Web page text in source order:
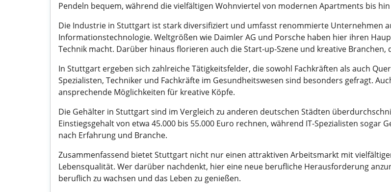
Pendeln bequem, während die vielfältigen Wohnviertel von modernen Apartments bis
Die Industrie in Stuttgart ist stark diversifiziert und umfasst renommierte Unternehmen
Informationstechnologie. Weltgrößen wie Daimler AG und Porsche haben hier ihren
Technik macht. Darüber hinaus florieren auch die Start-up-Szene und kreative
In Stuttgart ergeben sich zahlreiche Tätigkeitsfelder, die sowohl Fachkräften als auch
Spezialisten, Techniker und Fachkräfte im Gesundheitswesen sind besonders gefragt.
ansprechende Möglichkeiten für kreative Köpfe.
Die Gehälter in Stuttgart sind im Vergleich zu anderen deutschen Städten
Einstiegsgehalt von etwa 45.000 bis 55.000 Euro rechnen, während IT-Spezialisten sogar
nach Erfahrung und Branche.
Zusammenfassend bietet Stuttgart nicht nur einen attraktiven Arbeitsmarkt mit
Lebensqualität. Wer darüber nachdenkt, hier eine neue berufliche Herausforderung
beruflich zu wachsen und das Leben zu genießen.